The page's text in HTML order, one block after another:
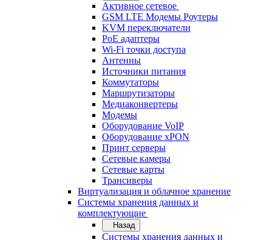
Активное сетевое
GSM LTE Модемы Роутеры
KVM переключатели
PoE адаптеры
Wi-Fi точки доступа
Антенны
Источники питания
Коммутаторы
Маршрутизаторы
Медиаконвертеры
Модемы
Оборудование VoIP
Оборудование xPON
Принт серверы
Сетевые камеры
Сетевые карты
Трансиверы
Виртуализация и облачное хранение
Системы хранения данных и
комплектующие
Назад
Системы хранения данных и